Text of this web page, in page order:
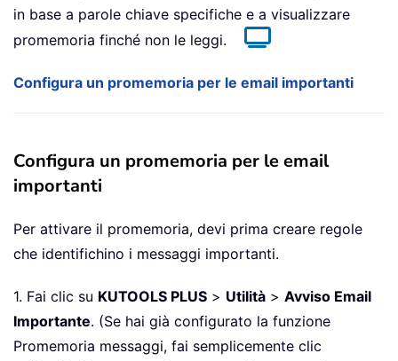
in base a parole chiave specifiche e a visualizzare
promemoria finché non le leggi.
Configura un promemoria per le email importanti
Configura un promemoria per le email
importanti
Per attivare il promemoria, devi prima creare regole
che identifichino i messaggi importanti.
1. Fai clic su KUTOOLS PLUS > Utilità > Avviso Email
Importante. (Se hai già configurato la funzione
Promemoria messaggi, fai semplicemente clic